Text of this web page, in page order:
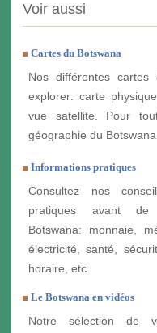
Voir aussi
Cartes du Botswana
Nos différentes cartes
explorer: carte
vue satellite. Pour
géographie du Botswana.
Informations pratiques
Consultez nos
pratiques avant
Botswana: monnaie,
électricité, santé,
horaire, etc.
Le Botswana en vidéos
Notre sélection de